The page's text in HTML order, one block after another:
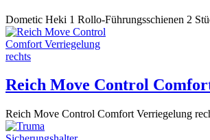
Dometic Heki 1 Rollo-Führungsschienen 2
Reich Move Control
Reich Move Control Comfort Verriegelung